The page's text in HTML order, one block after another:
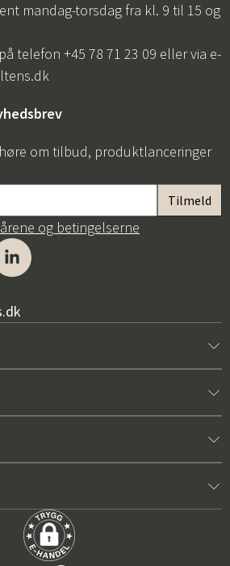
mandag-torsdag fra kl. 9 til 15 og
telefon +45 78 71 23 09 eller via e-
om tilbud, produktlanceringer
og betingelserne
komfort – sådan vælger du